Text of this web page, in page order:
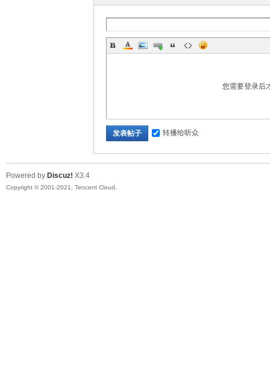
您需要登录后
发表帖子 转播给听众
Powered by Discuz! X3.4
Copyright © 2001-2021, Tencent Cloud.